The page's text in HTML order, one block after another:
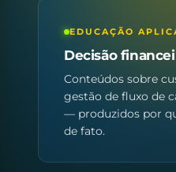
EDUCAÇÃO
Decisão
Conteúdos sobre
gestão de fluxo de
— produzidos por
de fato.